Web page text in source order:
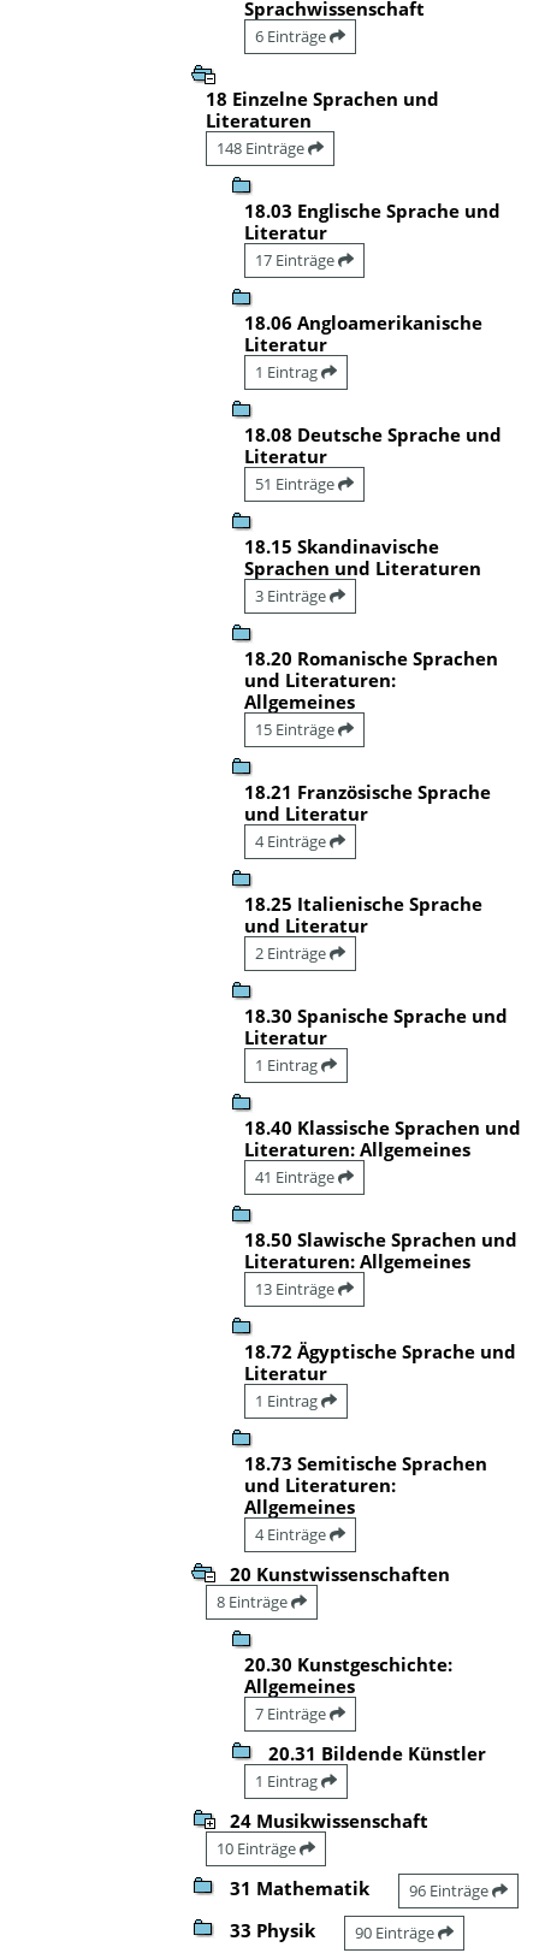
Sprachwissenschaft
6 Einträge
18 Einzelne Sprachen und
Literaturen
148 Einträge
18.03 Englische Sprache und
Literatur
17 Einträge
18.06 Angloamerikanische
Literatur
1 Eintrag
18.08 Deutsche Sprache und
Literatur
51 Einträge
18.15 Skandinavische
Sprachen und Literaturen
3 Einträge
18.20 Romanische Sprachen
und Literaturen:
Allgemeines
15 Einträge
18.21 Französische Sprache
und Literatur
4 Einträge
18.25 Italienische Sprache
und Literatur
2 Einträge
18.30 Spanische Sprache und
Literatur
1 Eintrag
18.40 Klassische Sprachen und
Literaturen: Allgemeines
41 Einträge
18.50 Slawische Sprachen und
Literaturen: Allgemeines
13 Einträge
18.72 Ägyptische Sprache und
Literatur
1 Eintrag
18.73 Semitische Sprachen
und Literaturen:
Allgemeines
4 Einträge
20 Kunstwissenschaften
8 Einträge
20.30 Kunstgeschichte:
Allgemeines
7 Einträge
20.31 Bildende Künstler
1 Eintrag
24 Musikwissenschaft
10 Einträge
31 Mathematik 96 Einträge
33 Physik 90 Einträge